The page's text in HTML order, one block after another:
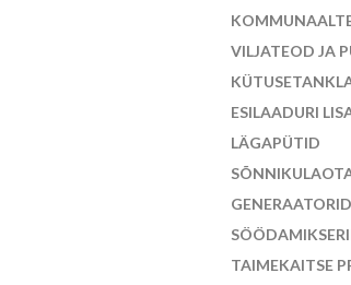
VILJATEOD JA
ESILAADURI
LÄGAPÜTID
GENERAATORID
TAIMEKAITSE